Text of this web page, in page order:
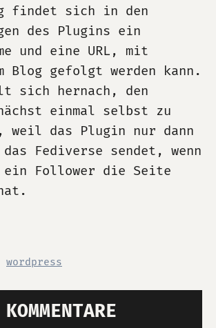
findet sich in den
des Plugins ein
und eine URL, mit
Blog gefolgt werden kann.
sich hernach, den
einmal selbst zu
weil das Plugin nur dann
Fediverse sendet, wenn
ein Follower die Seite
wordpress
KOMMENTARE